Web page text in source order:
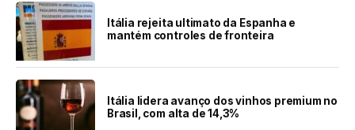
Itália rejeita ultimato da Espanha e
mantém controles de fronteira
Itália lidera avanço dos vinhos premium no
Brasil, com alta de 14,3%